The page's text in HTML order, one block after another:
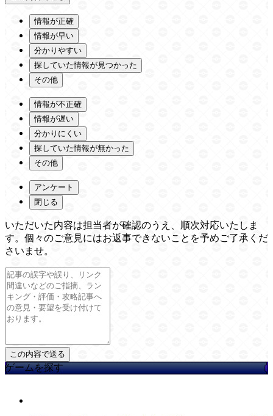
情報が正確
情報が早い
分かりやすい
探していた情報が見つかった
その他
情報が不正確
情報が遅い
分かりにくい
探していた情報が無かった
その他
アンケート
閉じる
いただいた内容は担当者が確認のうえ、順次対応いたしま
す。個々のご意見にはお返事できないことを予めご了承くだ
さいませ。
ゲームを探す